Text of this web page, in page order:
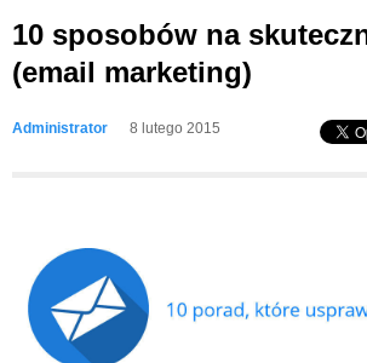
10 sposobów na
(email marketing)
Administrator 8 lutego 2015